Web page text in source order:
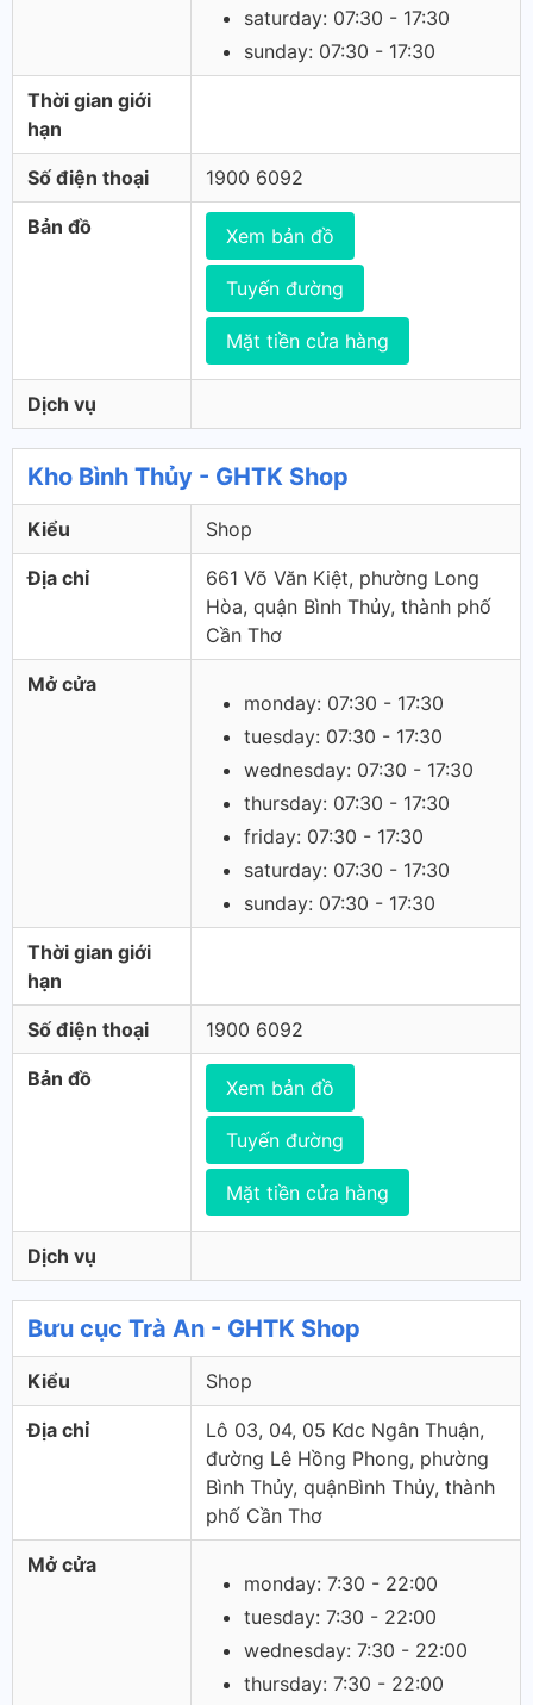
saturday: 07:30 - 17:30
sunday: 07:30 - 17:30
Thời gian giới
hạn
Số điện thoại 1900 6092
Bản đồ Xem bản đồ
Tuyến đường
Mặt tiền cửa hàng
Dịch vụ
Kho Bình Thủy - GHTK Shop
Kiểu Shop
Địa chỉ
661 Võ Văn Kiệt, phường Long
Hòa, quận Bình Thủy, thành phố
Cần Thơ
Mở cửa
monday: 07:30 - 17:30
tuesday: 07:30 - 17:30
wednesday: 07:30 - 17:30
thursday: 07:30 - 17:30
friday: 07:30 - 17:30
saturday: 07:30 - 17:30
sunday: 07:30 - 17:30
Thời gian giới
hạn
Số điện thoại 1900 6092
Bản đồ Xem bản đồ
Tuyến đường
Mặt tiền cửa hàng
Dịch vụ
Bưu cục Trà An - GHTK Shop
Kiểu Shop
Địa chỉ
Lô 03, 04, 05 Kdc Ngân Thuận,
đường Lê Hồng Phong, phường
Bình Thủy, quậnBình Thủy, thành
phố Cần Thơ
Mở cửa
monday: 7:30 - 22:00
tuesday: 7:30 - 22:00
wednesday: 7:30 - 22:00
thursday: 7:30 - 22:00